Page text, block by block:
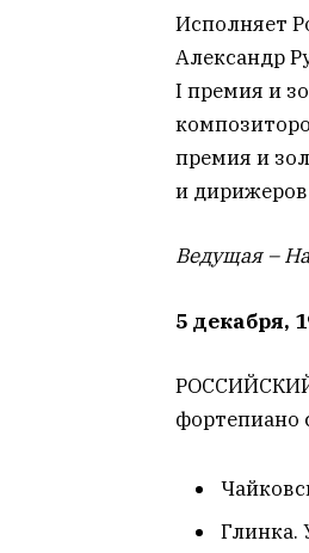
Исполняет
Александр
I премия и
премия и
и
Ведущая –
5 декабря,
фортепиано
Глинка.